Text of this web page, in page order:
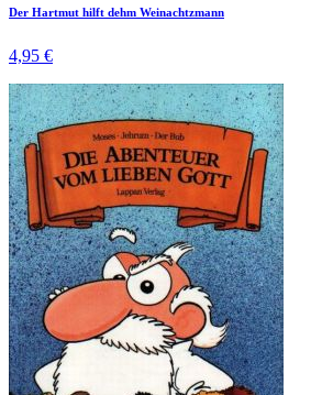
Der Hartmut hilft dehm Weinachtzmann
4,95 €